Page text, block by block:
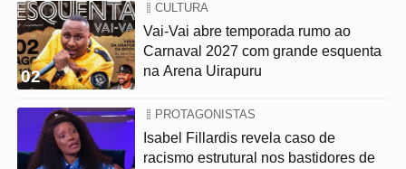
02
CULTURA
Vai-Vai abre temporada rumo ao
Carnaval 2027 com grande esquenta
na Arena Uirapuru
PROTAGONISTAS
Isabel Fillardis revela caso de
racismo estrutural nos bastidores de